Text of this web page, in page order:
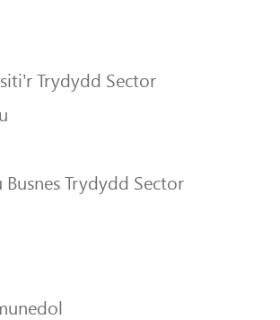
Trydydd Sector
Busnes Trydydd Sector